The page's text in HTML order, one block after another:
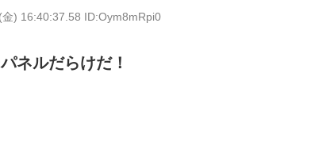
) 16:40:37.58 ID:Oym8mRpi0
ネルだらけだ！